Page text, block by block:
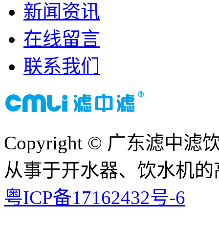
新闻资讯
在线留言
联系我们
Copyright © 广东滤中滤
从事于开水器、饮水机
粤ICP备17162432号-6